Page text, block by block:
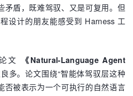
矛盾，既难驾驭、又是可复用。但
设计的朋友能感受到 Harness 工
文
《Natural-Language Agent
多。论文围绕“智能体驾驭层这种
否被表示为一个可执行的自然语言